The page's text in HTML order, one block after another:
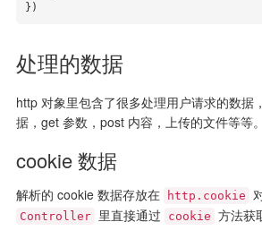
})
处理的数据
http 对象里包含了很多处理用户请求的数据
据，get 参数，post 内容，上传的文件等等。
cookie 数据
解析的 cookie 数据存放在 http.cookie
Controller 里直接通过 cookie 方法获